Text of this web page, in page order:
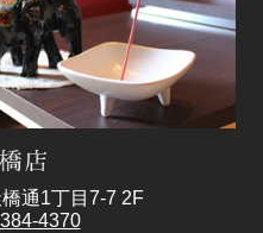
通1丁目7-7 2F
4370